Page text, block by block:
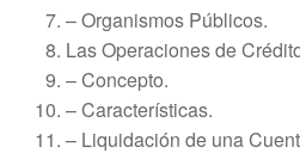
– Organismos Públicos.
Las Operaciones de
– Concepto.
– Características.
– Liquidación de una